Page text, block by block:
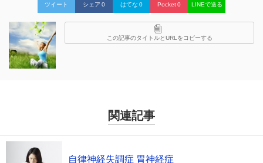
ツイート シェア 0 はてな 0 Pocket0 LINEで送る
この記事のタイトルとURLをコピーする
関連記事
自律神経失調症 胃神経症